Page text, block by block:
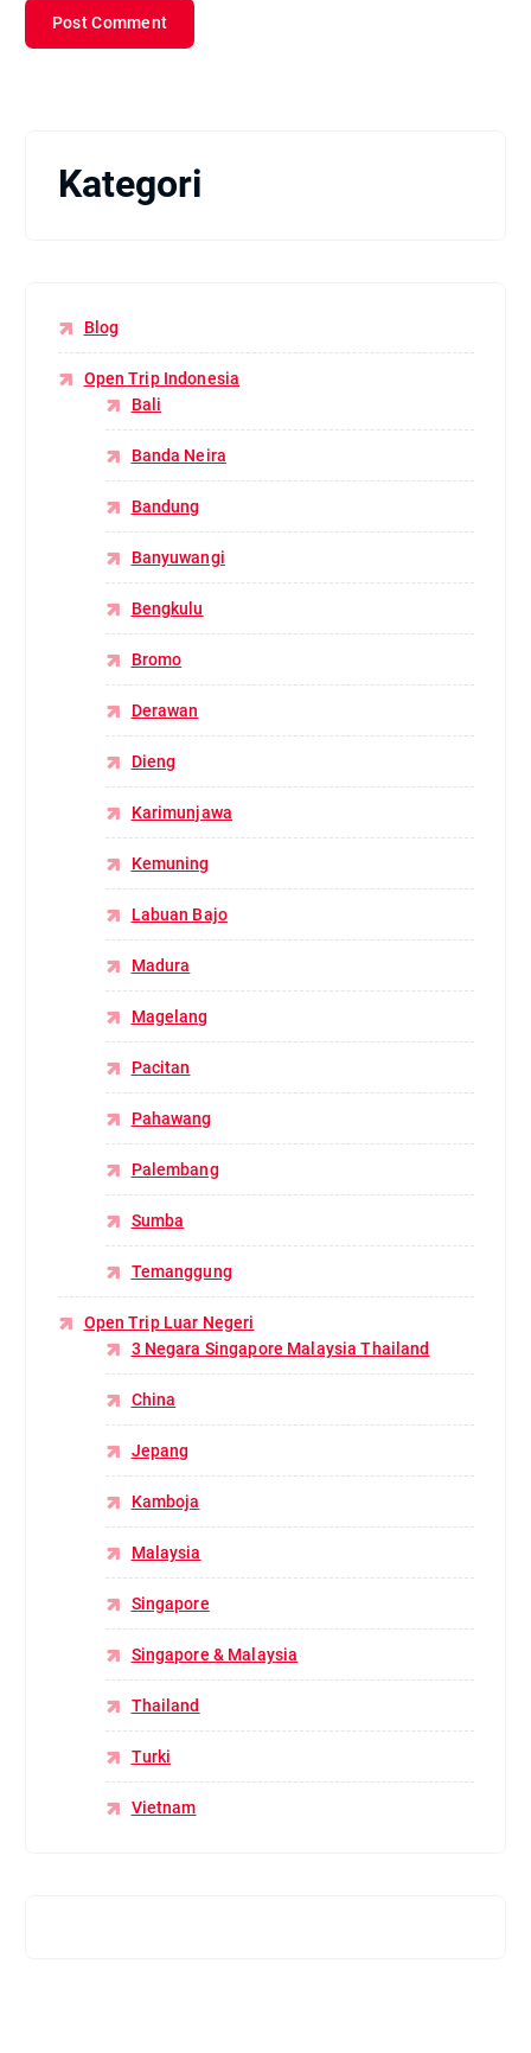
Kategori
Blog
Open Trip Indonesia
Bali
Banda Neira
Bandung
Banyuwangi
Bengkulu
Bromo
Derawan
Dieng
Karimunjawa
Kemuning
Labuan Bajo
Madura
Magelang
Pacitan
Pahawang
Palembang
Sumba
Temanggung
Open Trip Luar Negeri
3 Negara Singapore Malaysia Thailand
China
Jepang
Kamboja
Malaysia
Singapore
Singapore & Malaysia
Thailand
Turki
Vietnam